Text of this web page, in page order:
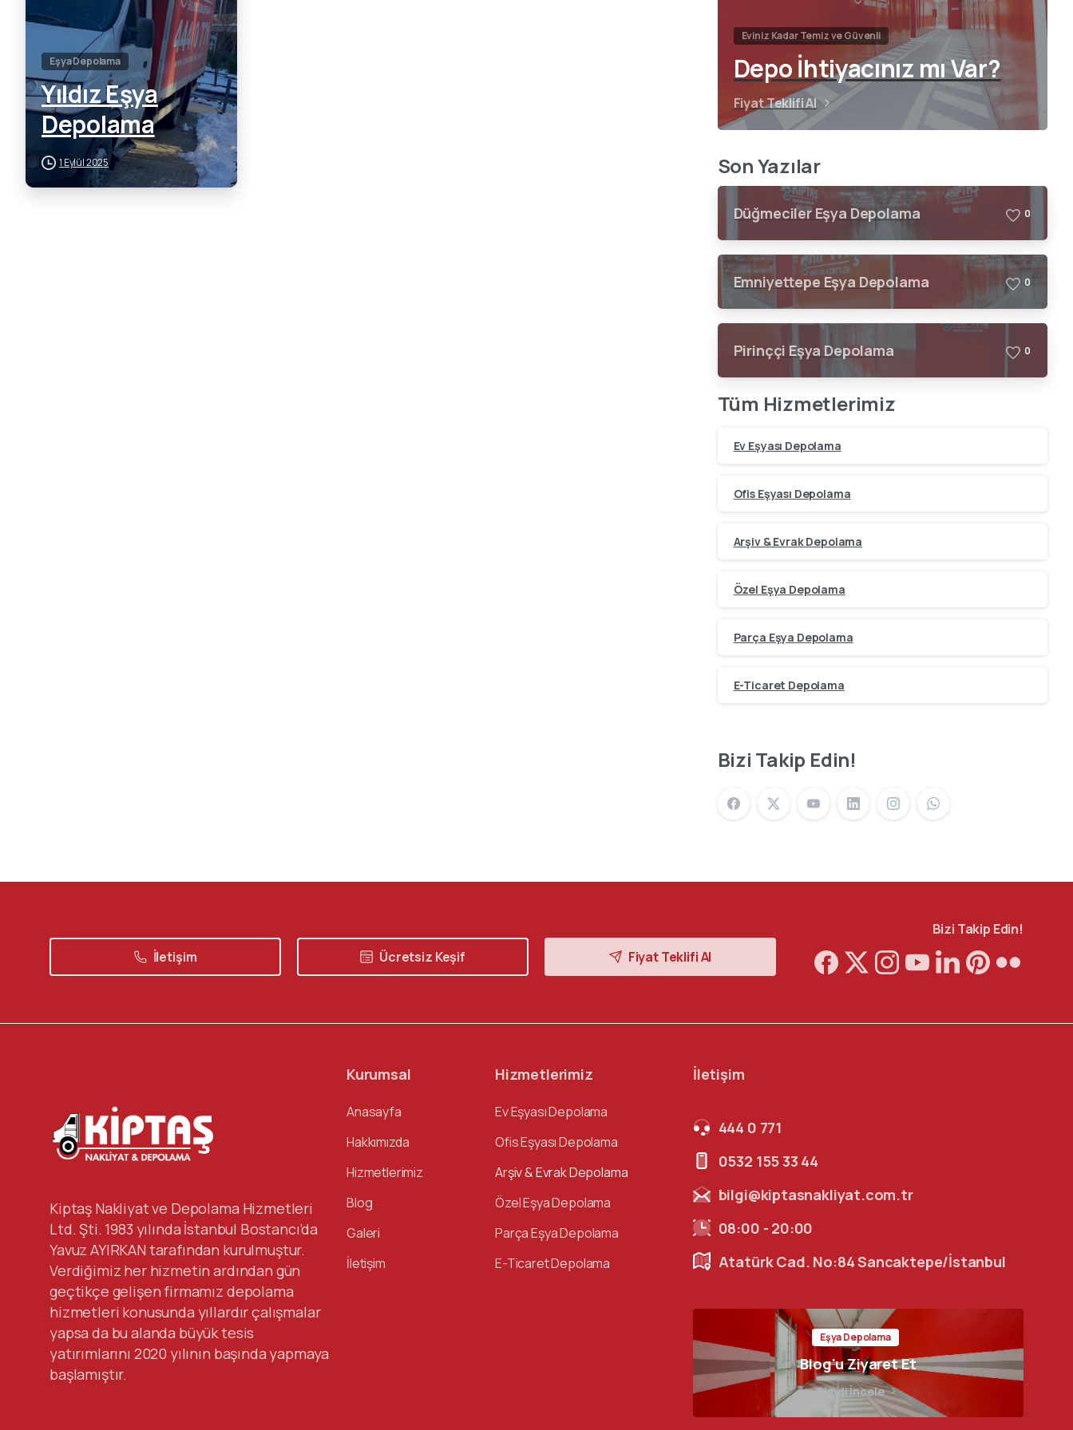
Eşya Depolama
Yıldız Eşya
Depolama
1 Eylül 2025
Eviniz Kadar Temiz ve Güvenli
Depo İhtiyacınız mı Var?
Fiyat Teklifi Al
Son Yazılar
Düğmeciler Eşya Depolama 0
Emniyettepe Eşya Depolama 0
Pirinççi Eşya Depolama 0
Tüm Hizmetlerimiz
Ev Eşyası Depolama
Ofis Eşyası Depolama
Arşiv & Evrak Depolama
Özel Eşya Depolama
Parça Eşya Depolama
E-Ticaret Depolama
Bizi Takip Edin!
İletişim Ücretsiz Keşif Fiyat Teklifi Al
Bizi Takip Edin!
Kiptaş Nakliyat ve Depolama Hizmetleri
Ltd. Şti. 1983 yılında İstanbul Bostancı’da
Yavuz AYIRKAN tarafından kurulmuştur.
Verdiğimiz her hizmetin ardından gün
geçtikçe gelişen firmamız depolama
hizmetleri konusunda yıllardır çalışmalar
yapsa da bu alanda büyük tesis
yatırımlarını 2020 yılının başında yapmaya
başlamıştır.
Kurumsal
Anasayfa
Hakkımızda
Hizmetlerimiz
Blog
Galeri
İletişim
Hizmetlerimiz
Ev Eşyası Depolama
Ofis Eşyası Depolama
Arşiv & Evrak Depolama
Özel Eşya Depolama
Parça Eşya Depolama
E-Ticaret Depolama
İletişim
444 0 771
0532 155 33 44
bilgi@kiptasnakliyat.com.tr
08:00 - 20:00
Atatürk Cad. No:84 Sancaktepe/İstanbul
Eşya Depolama
Blog'u Ziyaret Et
Şimdi İncele